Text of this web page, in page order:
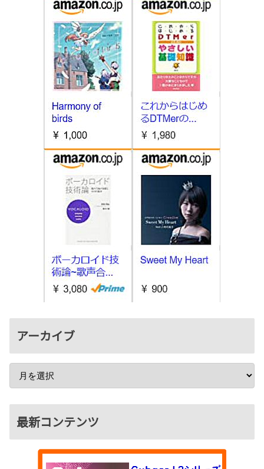
アーカイブ
最新コンテンツ